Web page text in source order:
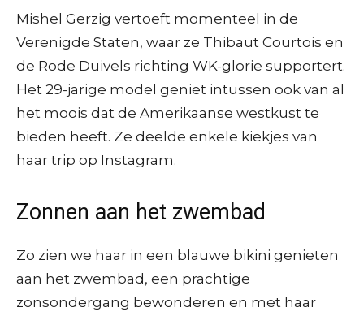
Mishel Gerzig vertoeft momenteel in de
Verenigde Staten, waar ze Thibaut Courtois en
de Rode Duivels richting WK-glorie supportert.
Het 29-jarige model geniet intussen ook van al
het moois dat de Amerikaanse westkust te
bieden heeft. Ze deelde enkele kiekjes van
haar trip op Instagram.
Zonnen aan het zwembad
Zo zien we haar in een blauwe bikini genieten
aan het zwembad, een prachtige
zonsondergang bewonderen en met haar